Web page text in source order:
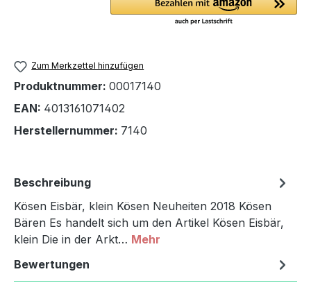
Zum Merkzettel hinzufügen
Produktnummer: 00017140
EAN: 4013161071402
Herstellernummer: 7140
Beschreibung
Kösen Eisbär, klein Kösen Neuheiten 2018 Kösen
Bären Es handelt sich um den Artikel Kösen Eisbär,
klein Die in der Arkt… Mehr
Bewertungen